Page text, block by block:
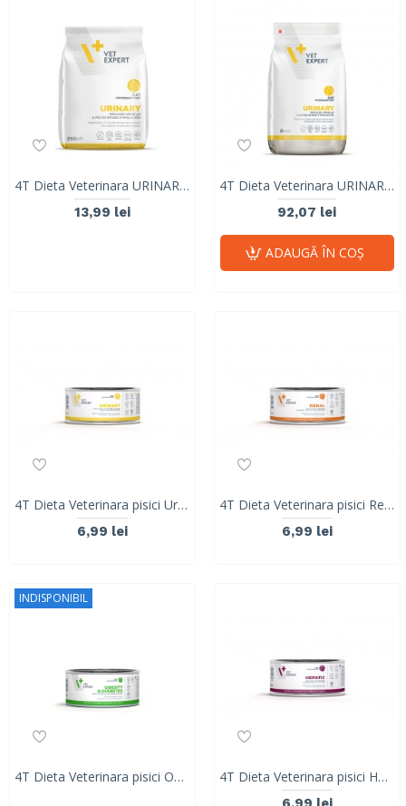
4T Dieta Veterinara URINARY CAT, VetExpert 250g
13,99 lei
4T Dieta Veterinara URINARY CAT, VetExpert 2 Kg
92,07 lei
ADAUGĂ ÎN COŞ
4T Dieta Veterinara pisici Urinary Cat, VetExpert, conserva, 100g
6,99 lei
4T Dieta Veterinara pisici Renal Cat, VetExpert, conserva, 100g
6,99 lei
INDISPONIBIL
4T Dieta Veterinara pisici Obesity& Diabetes , VetExpert, conserva, 100g 4T Dieta Veterinara pisici Hepatic CAT, VetExpert, conserva, 100g